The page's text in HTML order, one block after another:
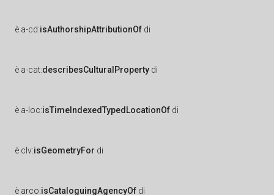
è a-cd:isAuthorshipAttributionOf di
è a-cat:describesCulturalProperty di
è a-loc:isTimeIndexedTypedLocationOf di
è clv:isGeometryFor di
è arco:isCataloguingAgencyOf di